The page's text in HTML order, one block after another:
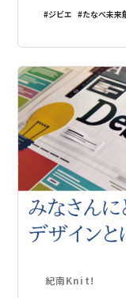
ジビエ たなべ未来
紀南Knit!